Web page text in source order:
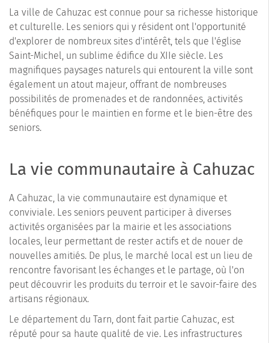
La ville de Cahuzac est connue pour sa richesse historique
et culturelle. Les seniors qui y résident ont l'opportunité
d'explorer de nombreux sites d'intérêt, tels que l'église
Saint-Michel, un sublime édifice du XIIe siècle. Les
magnifiques paysages naturels qui entourent la ville sont
également un atout majeur, offrant de nombreuses
possibilités de promenades et de randonnées, activités
bénéfiques pour le maintien en forme et le bien-être des
seniors.
La vie communautaire à Cahuzac
A Cahuzac, la vie communautaire est dynamique et
conviviale. Les seniors peuvent participer à diverses
activités organisées par la mairie et les associations
locales, leur permettant de rester actifs et de nouer de
nouvelles amitiés. De plus, le marché local est un lieu de
rencontre favorisant les échanges et le partage, où l'on
peut découvrir les produits du terroir et le savoir-faire des
artisans régionaux.
Le département du Tarn, dont fait partie Cahuzac, est
réputé pour sa haute qualité de vie. Les infrastructures